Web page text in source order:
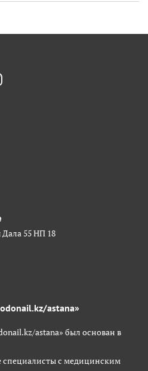
55 НП 18
astana»
astana» был основан в
специалисты с медицинским